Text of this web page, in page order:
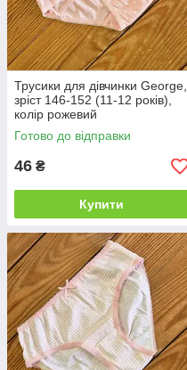
Трусики для дівчинки George,
зріст 146-152 (11-12 років),
колір рожевий
Готово до відправки
46 ₴
Купити